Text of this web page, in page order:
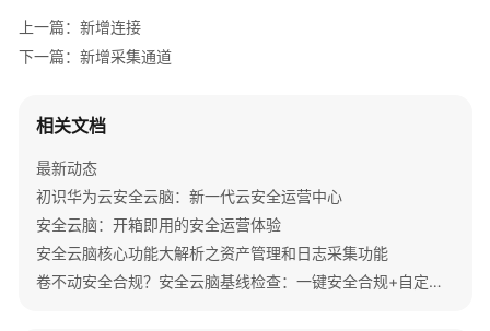
道
采
后
管
连
接
上一篇：新增连接
下一篇：新增采集通道
相关文档
最新动态
初识华为云安全云脑：新一代云安全运营中心
安全云脑：开箱即用的安全运营体验
安全云脑核心功能大解析之资产管理和日志采集功能
卷不动安全合规？安全云脑基线检查：一键安全合规+自定义遵从包，秒变“躺赢”模式